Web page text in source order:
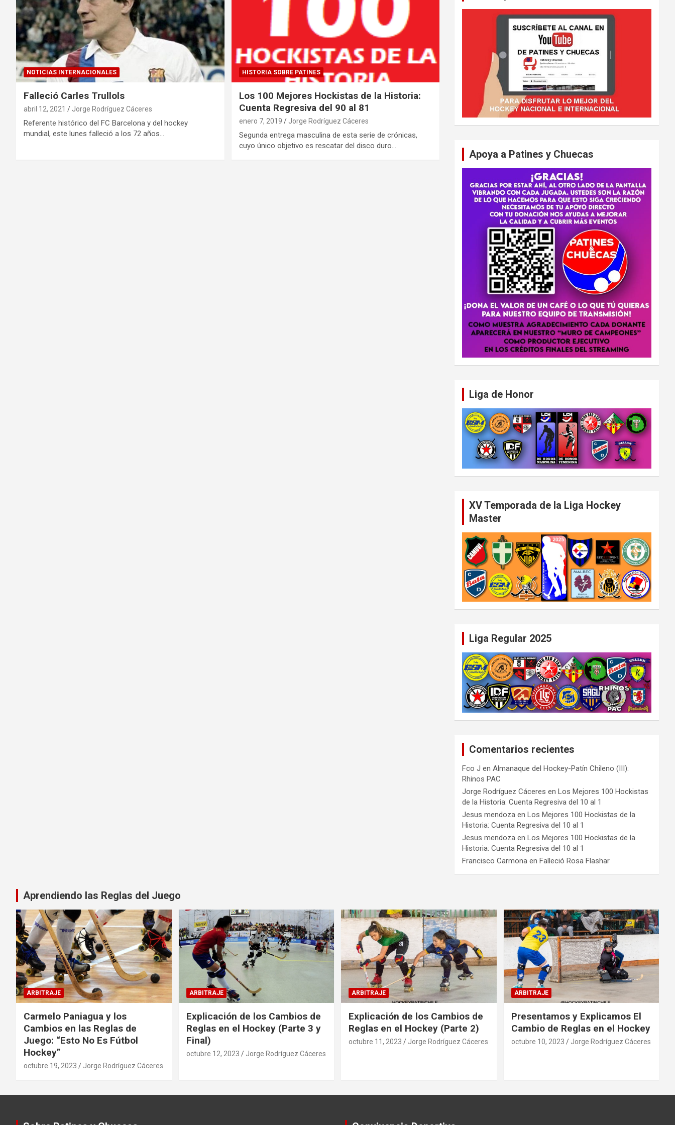
NOTICIAS INTERNACIONALES
Falleció Carles Trullols
abril 12, 2021 Jorge Rodríguez Cáceres
Referente histórico del FC Barcelona y del hockey
mundial, este lunes falleció a los 72 años…
HISTORIA SOBRE PATINES
Los 100 Mejores Hockistas de la Historia:
Cuenta Regresiva del 90 al 81
enero 7, 2019 Jorge Rodríguez Cáceres
Segunda entrega masculina de esta serie de crónicas,
cuyo único objetivo es rescatar del disco duro…
Apoya a Patines y Chuecas
Liga de Honor
XV Temporada de la Liga Hockey
Master
Liga Regular 2025
Comentarios recientes
Fco J enAlmanaque del Hockey-Patín Chileno (III):
Rhinos PAC
Jorge Rodríguez Cáceres enLos Mejores 100 Hockistas
de la Historia: Cuenta Regresiva del 10 al 1
Jesus mendoza enLos Mejores 100 Hockistas de la
Historia: Cuenta Regresiva del 10 al 1
Jesus mendoza enLos Mejores 100 Hockistas de la
Historia: Cuenta Regresiva del 10 al 1
Francisco Carmona enFalleció Rosa Flashar
Aprendiendo las Reglas del Juego
ARBITRAJE
Carmelo Paniagua y los
Cambios en las Reglas de
Juego: “Esto No Es Fútbol
Hockey”
octubre 19, 2023 Jorge Rodríguez Cáceres
ARBITRAJE
Explicación de los Cambios de
Reglas en el Hockey (Parte 3 y
Final)
octubre 12, 2023 Jorge Rodríguez Cáceres
ARBITRAJE
Explicación de los Cambios de
Reglas en el Hockey (Parte 2)
octubre 11, 2023 Jorge Rodríguez Cáceres
ARBITRAJE
Presentamos y Explicamos El
Cambio de Reglas en el Hockey
octubre 10, 2023 Jorge Rodríguez Cáceres